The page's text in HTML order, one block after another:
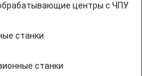
центры с ЧПУ
станки
станки